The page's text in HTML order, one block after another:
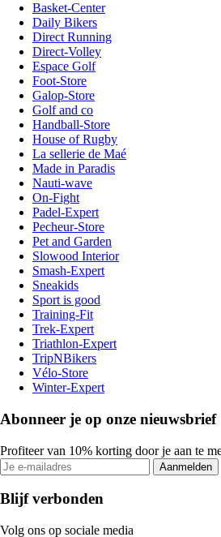
Basket-Center
Daily Bikers
Direct Running
Direct-Volley
Espace Golf
Foot-Store
Galop-Store
Golf and co
Handball-Store
House of Rugby
La sellerie de Maé
Made in Paradis
Nauti-wave
On-Fight
Padel-Expert
Pecheur-Store
Pet and Garden
Slowood Interior
Smash-Expert
Sneakids
Sport is good
Training-Fit
Trek-Expert
Triathlon-Expert
TripNBikers
Vélo-Store
Winter-Expert
Abonneer je op onze nieuwsbrief
Profiteer van 10% korting door je aan te
Aanmelden
Blijf verbonden
Volg ons op sociale media